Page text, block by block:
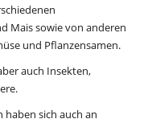
Mais sowie von anderen
und Pflanzensamen.
auch Insekten,
haben sich auch an